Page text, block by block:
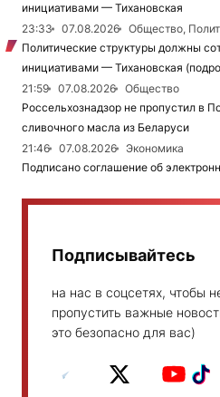
инициативами — Тихановская
23:33
07.08.2026
Общество,
Политические структуры должны
инициативами — Тихановская
21:59
07.08.2026
Общество
Россельхознадзор не пропустил в
сливочного масла из Беларуси
21:46
07.08.2026
Экономика
Подписано соглашение об
Подписывайтесь
на нас в соцсетях, чтобы
пропустить важные
это безопасно для вас)